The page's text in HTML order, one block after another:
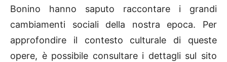
Bonino hanno saputo raccontare i grandi
cambiamenti sociali della nostra epoca. Per
approfondire il contesto culturale di queste
opere, è possibile consultare i dettagli sul sito